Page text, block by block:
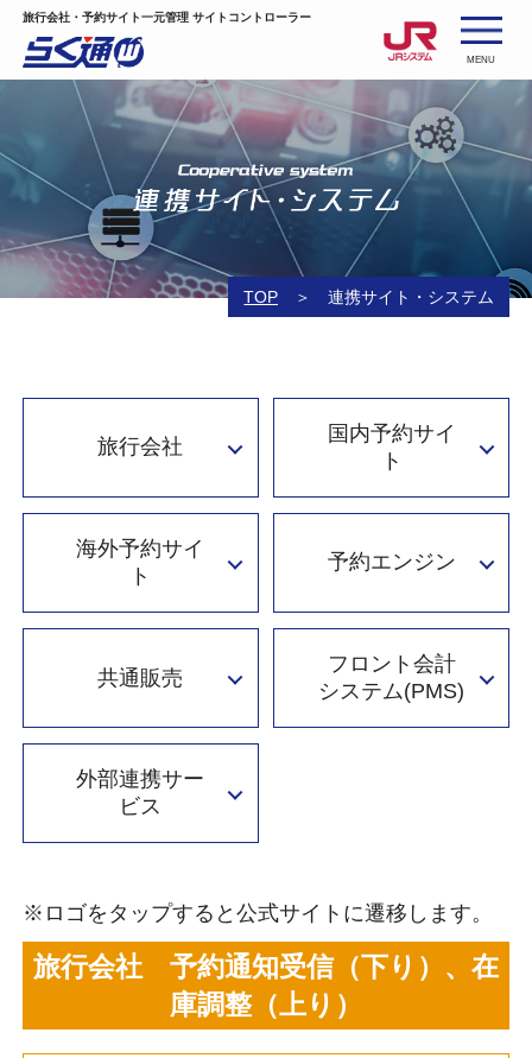
旅行会社・予約サイト一元管理 サイトコントローラー
MENU
TOP 連携サイト・システム
旅行会社
国内予約サイ
ト
海外予約サイ
ト
予約エンジン
共通販売
フロント会計
システム(PMS)
外部連携サー
ビス
※ロゴをタップすると公式サイトに遷移します。
旅行会社 予約通知受信（下り）、在
庫調整（上り）